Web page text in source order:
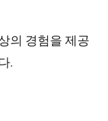
의 경험을 제공
.